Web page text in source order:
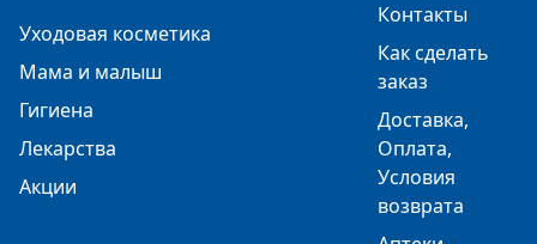
Уходовая косметика
Мама и малыш
Гигиена
Лекарства
Акции
Контакты
Как сделать
заказ
Доставка,
Оплата,
Условия
возврата